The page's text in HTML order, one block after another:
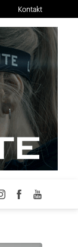
Kontakt